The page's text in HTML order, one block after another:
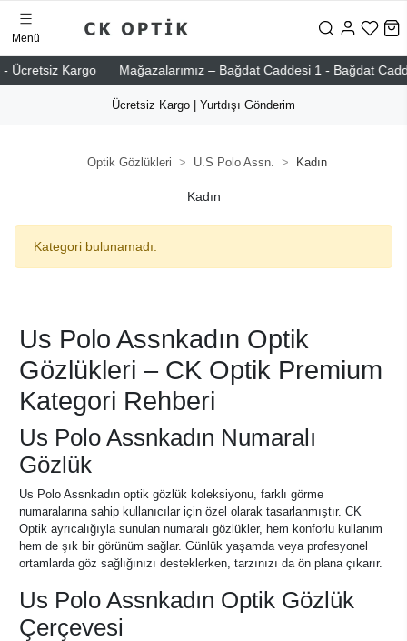
Kargo Mağazalarımız – Bağdat Caddesi 1 - Bağdat
Menü
Ücretsiz Kargo | Yurtdışı Gönderim
Optik Gözlükleri U.S Polo Assn. Kadın
Kadın
Kategori bulunamadı.
Us Polo Assnkadın Optik
Gözlükleri – CK Optik Premium
Kategori Rehberi
Us Polo Assnkadın Numaralı
Gözlük
Us Polo Assnkadın optik gözlük koleksiyonu, farklı görme
numaralarına sahip kullanıcılar için özel olarak tasarlanmıştır. CK
Optik ayrıcalığıyla sunulan numaralı gözlükler, hem konforlu kullanım
hem de şık bir görünüm sağlar. Günlük yaşamda veya profesyonel
ortamlarda göz sağlığınızı desteklerken, tarzınızı da ön plana çıkarır.
Us Polo Assnkadın Optik Gözlük
Çerçevesi